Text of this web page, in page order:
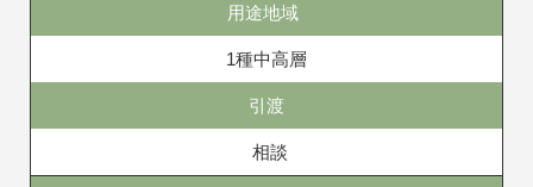
用途地域
1種中高層
引渡
相談